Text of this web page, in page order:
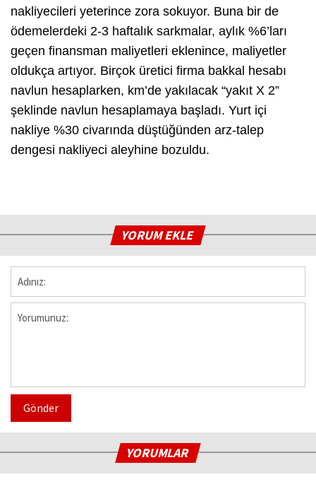
nakliyecileri yeterince zora sokuyor. Buna bir de
ödemelerdeki 2-3 haftalık sarkmalar, aylık %6’ları
geçen finansman maliyetleri eklenince, maliyetler
oldukça artıyor. Birçok üretici firma bakkal hesabı
navlun hesaplarken, km’de yakılacak “yakıt X 2”
şeklinde navlun hesaplamaya başladı. Yurt içi
nakliye %30 civarında düştüğünden arz-talep
dengesi nakliyeci aleyhine bozuldu.
YORUM EKLE
Gönder
YORUMLAR